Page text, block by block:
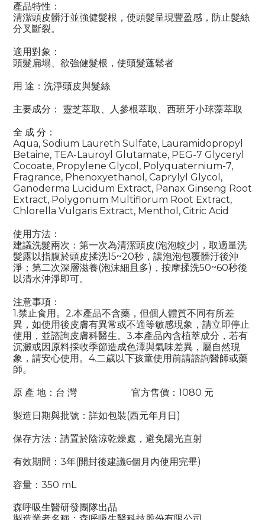
產品特性：
清潔頭皮髒汙並強健髮根，使頭髮呈現豐盈感，防止髮絲
分叉斷裂。
適用對象：
頭髮扁塌、欲強健髮根，使頭髮蓬鬆者
用 途：洗淨頭皮與髮絲
主要成分： 靈芝萃取、人參根萃取、西班牙小球藻萃取
全 成 分：
Aqua, Sodium Laureth Sulfate, Lauramidopropyl
Betaine, TEA-Lauroyl Glutamate, PEG-7 Glyceryl
Cocoate, Propylene Glycol, Polyquaternium-7,
Fragrance, Phenoxyethanol, Caprylyl Glycol,
Ganoderma Lucidum Extract, Panax Ginseng Root
Extract, Polygonum Multiflorum Root Extract,
Chlorella Vulgaris Extract, Menthol, Citric Acid
使用方法：
建議洗髮兩次：第一次為清潔頭皮(泡泡較少)，取適量洗
髮露以指腹於頭皮揉洗15~20秒，讓泡泡包覆髒汙後沖
淨；第二次深層滋養(泡沫細且多)，按摩揉洗50~60秒後
以清水沖淨即可。
注意事項：
1.禁止食用。2.本產品不含藥，但個人體質不同有所差
異，如使用後皮膚有異常或不適等敏感現象，請立即停止
使用，並諮詢皮膚科醫生。3.本產品內含植萃成分，若有
沉澱或因原料採收季節造成色澤與氣味差異，屬自然現
象，請安心使用。4.二歲以下孩童使用前請諮詢醫師或藥
師。
原 產 地：台 灣 官方售價：1080 元
製造日期與批號：詳如包裝(西元年月日)
保存方法：請置於陰涼乾燥處，避免陽光直射
有效期間：3年(開封後建議6個月內使用完畢)
容量：350 mL
森呼吸生醫研發團隊出品